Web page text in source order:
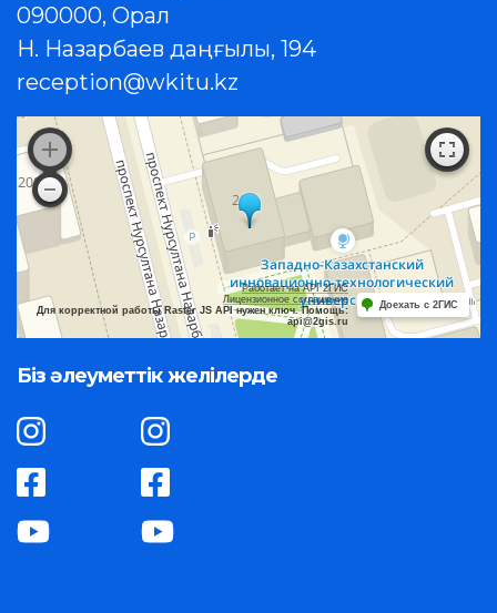
090000, Орал
Н. Назарбаев даңғылы, 194
reception@wkitu.kz
Работает на API 2ГИС
Лицензионное соглашение
Для корректной работы Raster JS API нужен ключ. Помощь:
api@2gis.ru
Доехать с 2ГИС
Біз әлеуметтік желілерде